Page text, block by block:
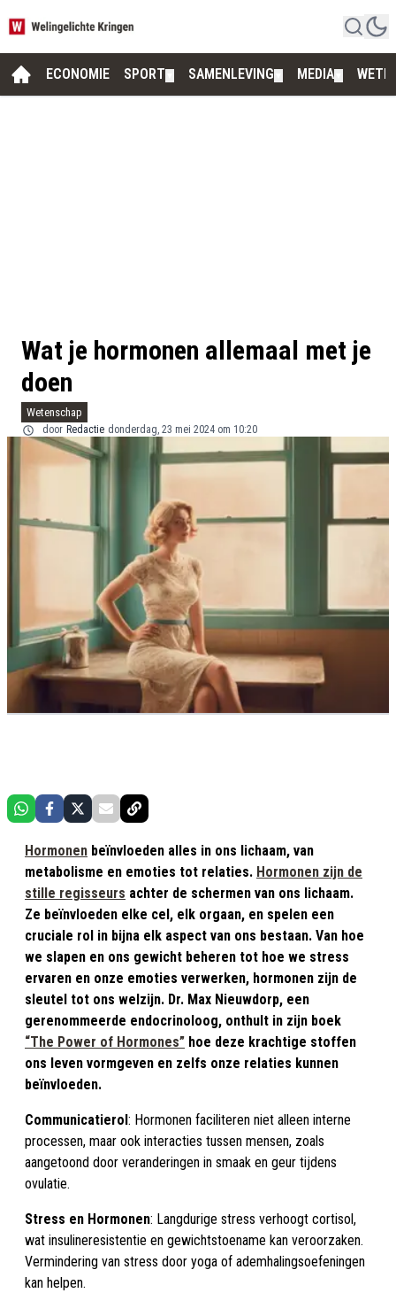
ECONOMIE SPORT SAMENLEVING MEDIA
Wat je hormonen allemaal met je
doen
Wetenschap
door Redactie donderdag, 23 mei 2024 om 10:20
Hormonen beïnvloeden alles in ons lichaam, van
metabolisme en emoties tot relaties. Hormonen zijn de
stille regisseurs achter de schermen van ons lichaam.
Ze beïnvloeden elke cel, elk orgaan, en spelen een
cruciale rol in bijna elk aspect van ons bestaan. Van hoe
we slapen en ons gewicht beheren tot hoe we stress
ervaren en onze emoties verwerken, hormonen zijn de
sleutel tot ons welzijn. Dr. Max Nieuwdorp, een
gerenommeerde endocrinoloog, onthult in zijn boek
“The Power of Hormones” hoe deze krachtige stoffen
ons leven vormgeven en zelfs onze relaties kunnen
beïnvloeden.
Communicatierol : Hormonen faciliteren niet alleen interne
processen, maar ook interacties tussen mensen, zoals
aangetoond door veranderingen in smaak en geur tijdens
ovulatie.
Stress en Hormonen: Langdurige stress verhoogt cortisol,
wat insulineresistentie en gewichtstoename kan veroorzaken.
Vermindering van stress door yoga of ademhalingsoefeningen
kan helpen.